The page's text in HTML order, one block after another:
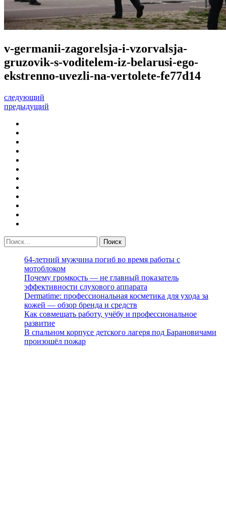
v-germanii-zagorelsja-i-vzorvalsja-
gruzovik-s-voditelem-iz-belarusi-ego-
ekstrenno-uvezli-na-vertolete-fe77d14
следующий
предыдущий
64-летний мужчина погиб во время работы с
мотоблоком
Почему громкость — не главный показатель
эффективности слухового аппарата
Dermatime: профессиональная косметика для ухода за
кожей — обзор бренда и средств
Как совмещать работу, учёбу и профессиональное
развитие
В спальном корпусе детского лагеря под Барановичами
произошёл пожар